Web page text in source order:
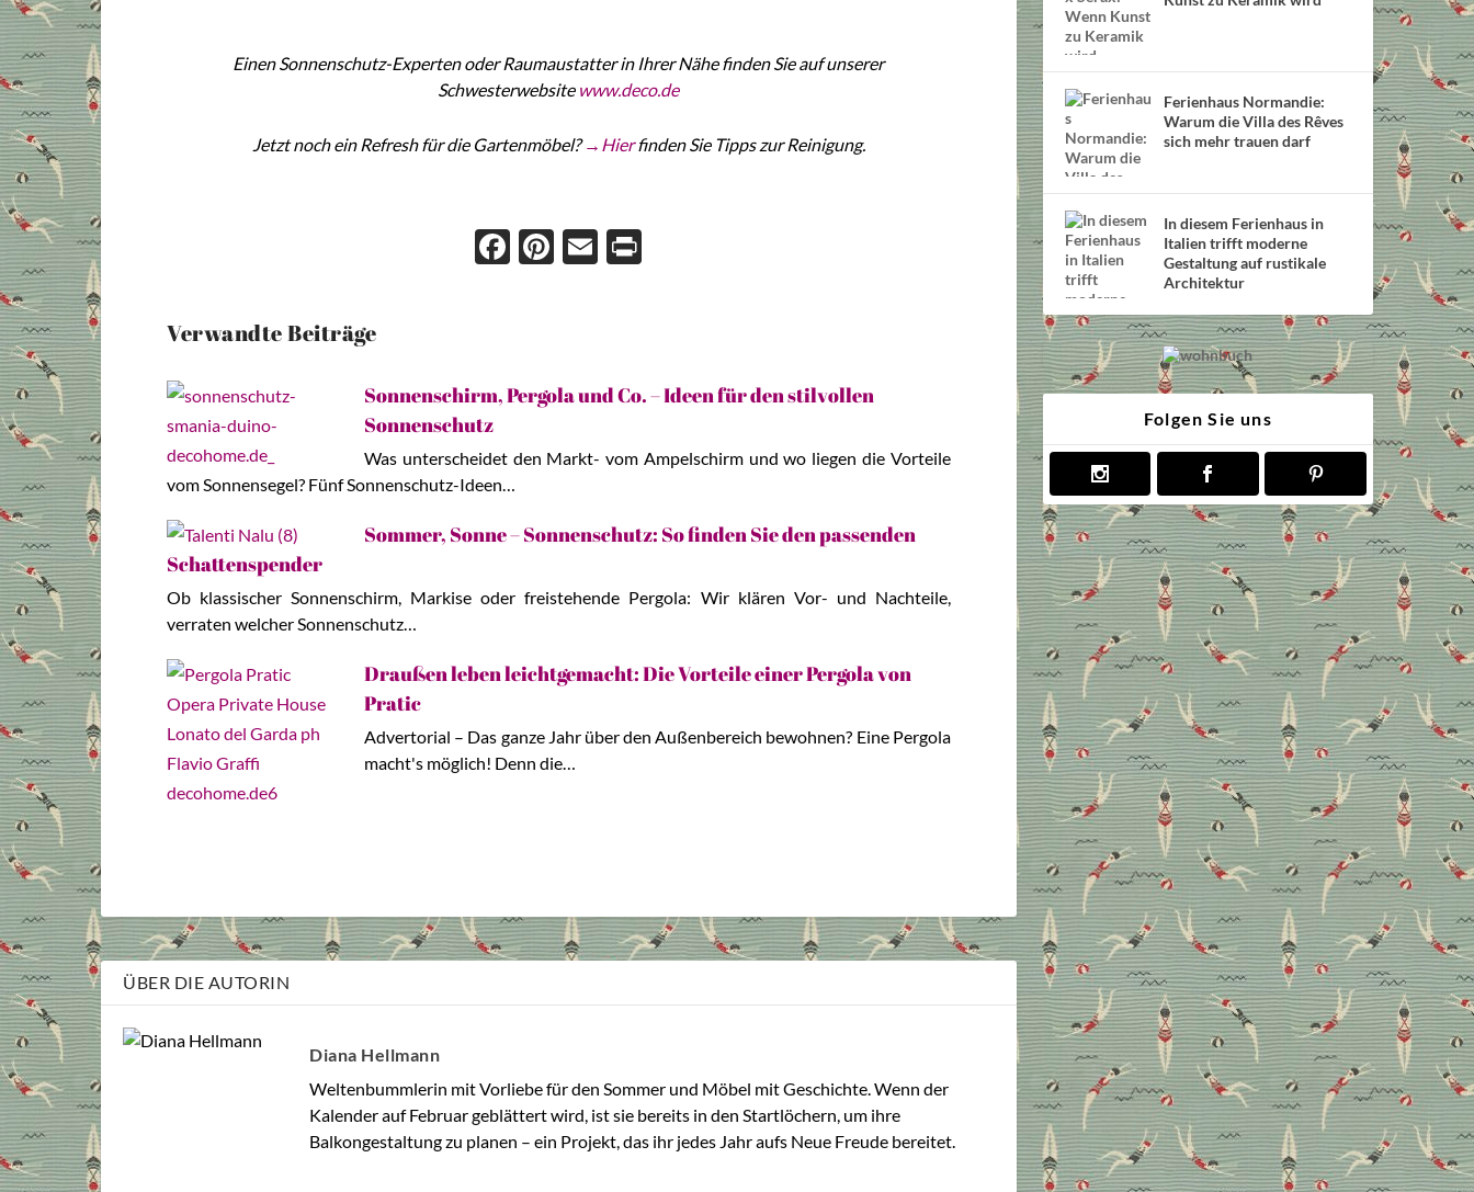
Einen Sonnenschutz-Experten oder Raumaustatter in Ihrer Nähe finden Sie auf unserer
Schwesterwebsite www.deco.de
Jetzt noch ein Refresh für die Gartenmöbel?→Hierfinden Sie Tipps zur Reinigung.
Face
Pint
Ema
Verwandte Beiträge
Sonnenschirm, Pergola und Co. – Ideen für den stilvollen
Sonnenschutz
Was unterscheidet den Markt- vom Ampelschirm und wo liegen die Vorteile
vom Sonnensegel? Fünf Sonnenschutz-Ideen…
Sommer, Sonne – Sonnenschutz: So finden Sie den passenden
Schattenspender
Ob klassischer Sonnenschirm, Markise oder freistehende Pergola: Wir klären Vor- und Nachteile,
verraten welcher Sonnenschutz…
Draußen leben leichtgemacht: Die Vorteile einer Pergola von
Pratic
Advertorial – Das ganze Jahr über den Außenbereich bewohnen? Eine Pergola
macht's möglich! Denn die…
ÜBER DIE AUTORIN
Diana Hellmann
Weltenbummlerin mit Vorliebe für den Sommer und Möbel mit Geschichte. Wenn der
Kalender auf Februar geblättert wird, ist sie bereits in den Startlöchern, um ihre
Balkongestaltung zu planen – ein Projekt, das ihr jedes Jahr aufs Neue Freude bereitet.
Ferienhaus Normandie:
Warum die Villa des Rêves
sich mehr trauen darf
In diesem Ferienhaus in
Italien trifft moderne
Gestaltung auf rustikale
Architektur
Folgen Sie uns